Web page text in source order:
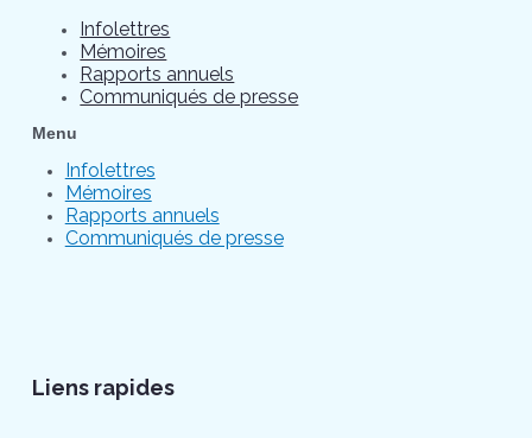
Infolettres
Mémoires
Rapports annuels
Communiqués de presse
Menu
Infolettres
Mémoires
Rapports annuels
Communiqués de presse
Liens rapides